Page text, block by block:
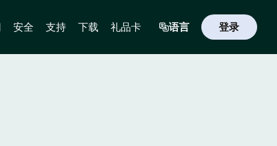
安全 支持 下载 礼品卡 语言 登录